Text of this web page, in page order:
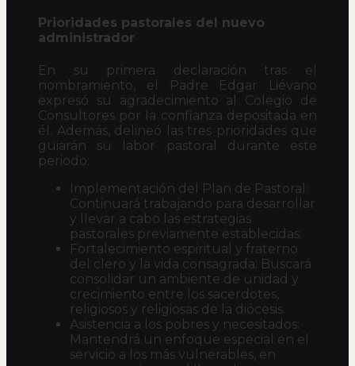
Prioridades pastorales del nuevo
administrador
En su primera declaración tras el
nombramiento, el Padre Edgar Liévano
expresó su agradecimiento al Colegio de
Consultores por la confianza depositada en
él. Además, delineó las tres prioridades que
guiarán su labor pastoral durante este
periodo:
Implementación del Plan de Pastoral:
Continuará trabajando para desarrollar
y llevar a cabo las estrategias
pastorales previamente establecidas.
Fortalecimiento espiritual y fraterno
del clero y la vida consagrada: Buscará
consolidar un ambiente de unidad y
crecimiento entre los sacerdotes,
religiosos y religiosas de la diócesis.
Asistencia a los pobres y necesitados:
Mantendrá un enfoque especial en el
servicio a los más vulnerables, en